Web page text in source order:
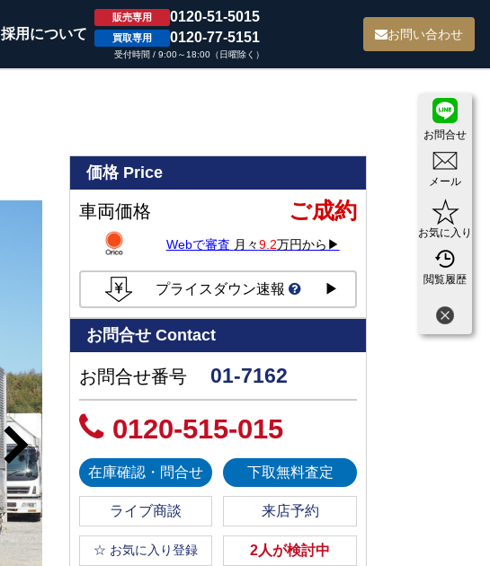
採用について
販売専用 0120-51-5015
買取専用 0120-77-5151
受付時間 / 9:00～18:00（日曜除く）
お問い合わせ
お問合せ
メール
お気に入り
閲覧履歴
価格Price
車両価格 ご成約
Webで審査 月々9.2万円から▶
プライスダウン速報 ▶
お問合せ Contact
お問合せ番号 01-7162
0120-515-015
在庫確認・問合せ 下取無料査定
ライブ商談 来店予約
☆ お気に入り登録 2人が検討中